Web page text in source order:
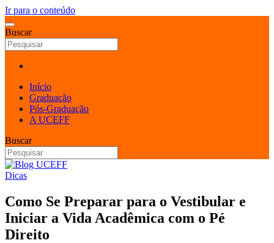
Ir para o conteúdo
Buscar
Início
Graduação
Pós-Graduação
A UCEFF
Buscar
Dicas
Como Se Preparar para o Vestibular e
Iniciar a Vida Acadêmica com o Pé
Direito